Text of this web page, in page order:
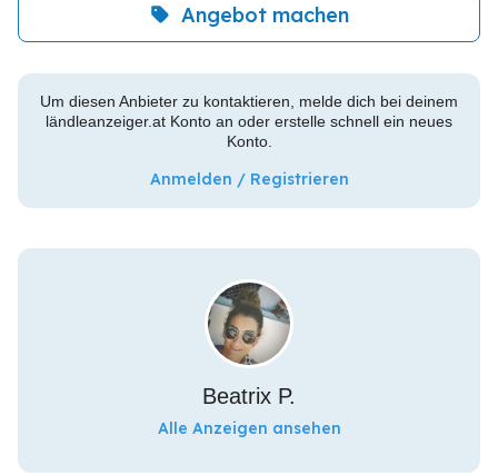
Angebot machen
Um diesen Anbieter zu kontaktieren, melde dich bei deinem
ländleanzeiger.at Konto an oder erstelle schnell ein neues
Konto.
Anmelden / Registrieren
Beatrix P.
Alle Anzeigen ansehen